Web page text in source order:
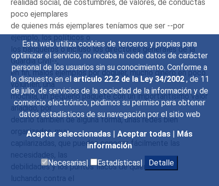
Esta web utiliza cookies de terceros y propias para
optimizar el servicio, no recaba ni cede datos de carácter
personal de los usuarios sin su conocimiento. Conforme a
lo dispuesto en elartículo 22.2 de la Ley 34/2002 , de 11
de julio, de servicios de la sociedad de la información y de
comercio electrónico, pedimos su permiso para obtener
datos estadísticos de su navegación por el sitio web
Aceptar seleccionadas | Aceptar todas | Más
información
Necesarias|
Estadísticas| Detalle
realidad social, de costumbres, de valores, de conductas
poco ejemplares
de quienes más ejemplares teníamos que ser --por
ejemplo, los políticos o
los banqueros o incluso los directores generales de la
Guardia Civil--,
en fin, malos ejemplos por doquier, mucho dinero en poco
volumen, una
mochila, un pequeño paquete con un importantísimo valor
añadido, por
decirlo también de alguna forma, unas redes bien
organizadas, muy
capilarizadas, que pueden conocer fácilmente las
necesidades, las
debilidades y los puntos flacos de quienes están
luchando contra el